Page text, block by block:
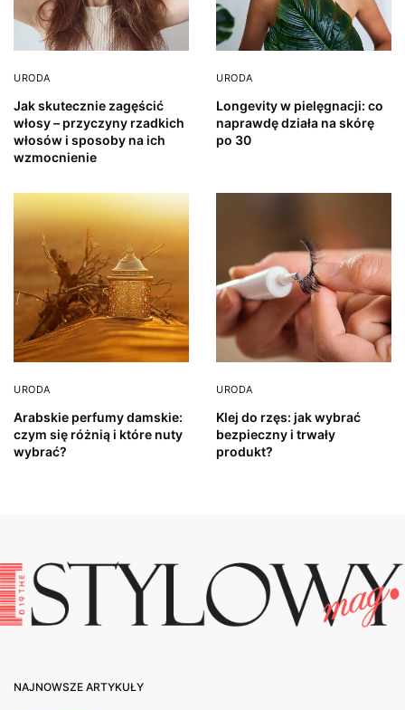
URODA
Jak skutecznie zagęścić
włosy – przyczyny rzadkich
włosów i sposoby na ich
wzmocnienie
URODA
Longevity w pielęgnacji: co
naprawdę działa na skórę
po 30
URODA
Arabskie perfumy damskie:
czym się różnią i które nuty
wybrać?
URODA
Klej do rzęs: jak wybrać
bezpieczny i trwały
produkt?
NAJNOWSZE ARTYKUŁY